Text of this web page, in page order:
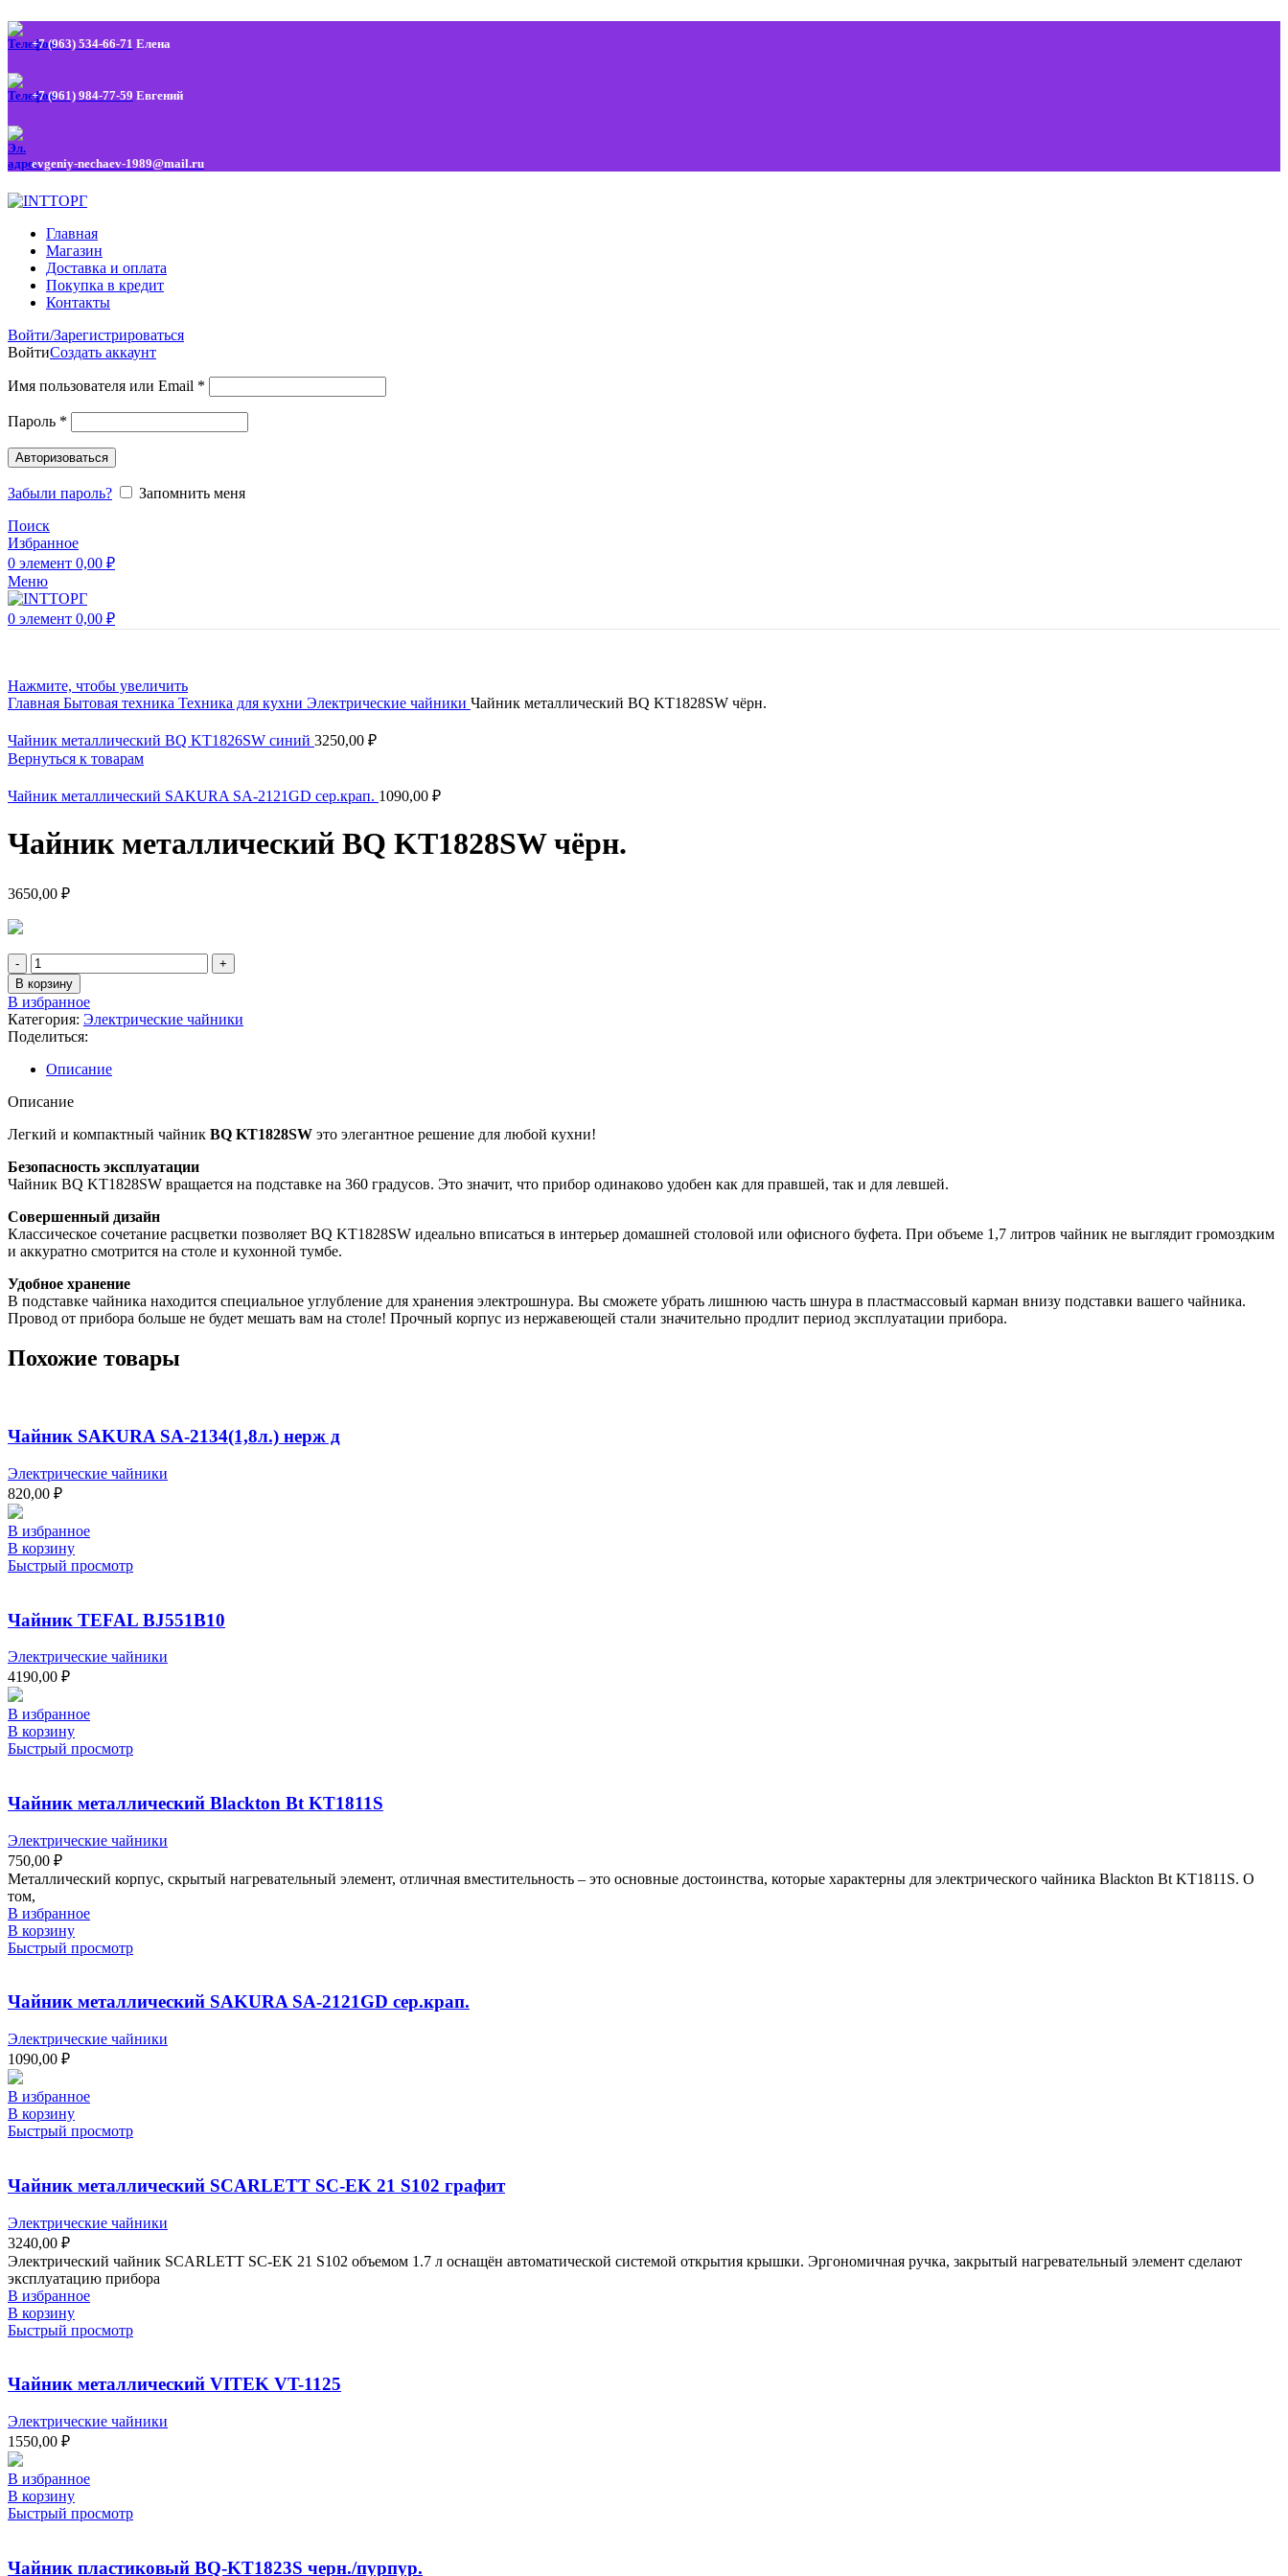
+7 (963) 534-66-71 Елена
+7 (961) 984-77-59 Евгений
evgeniy-nechaev-1989@mail.ru
Главная
Магазин
Доставка и оплата
Покупка в кредит
Контакты
Войти/Зарегистрироваться
ВойтиСоздать аккаунт
Имя пользователя или Email *
Пароль *
Авторизоваться
Забыли пароль?
Запомнить меня
Поиск
Избранное
0 элемент 0,00 ₽
Меню
0 элемент 0,00 ₽
Нажмите, чтобы увеличить
Главная Бытовая техника Техника для кухни Электрические чайники Чайник металлический BQ KT1828SW чёрн.
Чайник металлический BQ KT1826SW синий 3250,00 ₽
Вернуться к товарам
Чайник металлический SAKURA SA-2121GD сер.крап. 1090,00 ₽
Чайник металлический BQ KT1828SW чёрн.
3650,00 ₽
В корзину
В избранное
Категория: Электрические чайники
Поделиться:
Описание
Описание
Легкий и компактный чайник BQ KT1828SW это элегантное решение для любой кухни!
Безопасность эксплуатации
Чайник BQ KT1828SW вращается на подставке на 360 градусов. Это значит, что прибор одинаково удобен как для правшей, так и для левшей.
Совершенный дизайн
Классическое сочетание расцветки позволяет BQ KT1828SW идеально вписаться в интерьер домашней столовой или офисного буфета. При объеме 1,7 литров чайник не выглядит громоздким
и аккуратно смотрится на столе и кухонной тумбе.
Удобное хранение
В подставке чайника находится специальное углубление для хранения электрошнура. Вы сможете убрать лишнюю часть шнура в пластмассовый карман внизу подставки вашего чайника.
Провод от прибора больше не будет мешать вам на столе! Прочный корпус из нержавеющей стали значительно продлит период эксплуатации прибора.
Похожие товары
Чайник SAKURA SA-2134(1,8л.) нерж д
Электрические чайники
820,00 ₽
В избранное
В корзину
Быстрый просмотр
Чайник TEFAL BJ551B10
Электрические чайники
4190,00 ₽
В избранное
В корзину
Быстрый просмотр
Чайник металлический Blackton Bt KT1811S
Электрические чайники
750,00 ₽
Металлический корпус, скрытый нагревательный элемент, отличная вместительность – это основные достоинства, которые характерны для электрического чайника Blackton Bt KT1811S. О
том,
В избранное
В корзину
Быстрый просмотр
Чайник металлический SAKURA SA-2121GD сер.крап.
Электрические чайники
1090,00 ₽
В избранное
В корзину
Быстрый просмотр
Чайник металлический SCARLETT SC-EK 21 S102 графит
Электрические чайники
3240,00 ₽
Электрический чайник SCARLETT SC-EK 21 S102 объемом 1.7 л оснащён автоматической системой открытия крышки. Эргономичная ручка, закрытый нагревательный элемент сделают
эксплуатацию прибора
В избранное
В корзину
Быстрый просмотр
Чайник металлический VITEK VT-1125
Электрические чайники
1550,00 ₽
В избранное
В корзину
Быстрый просмотр
Чайник пластиковый BQ-KT1823S черн./пурпур.